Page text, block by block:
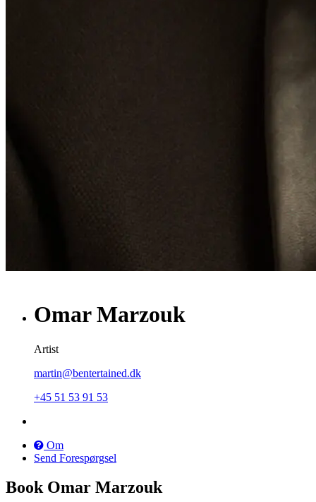
Omar Marzouk
Artist
martin@bentertained.dk
+45 51 53 91 53
Om
Send Forespørgsel
Book Omar Marzouk